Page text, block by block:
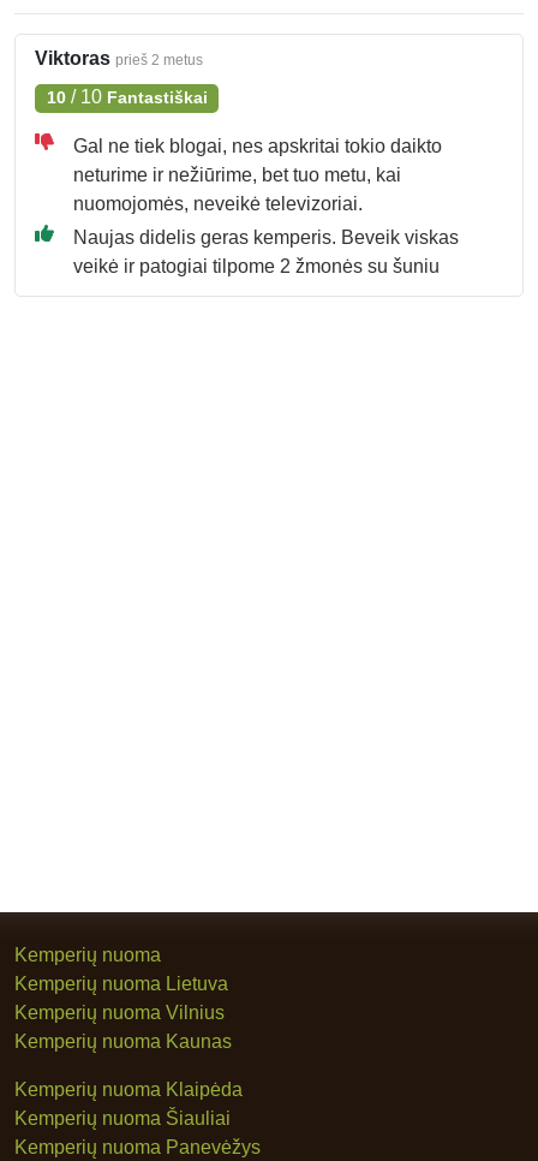
Viktoras prieš 2 metus
10/ 10 Fantastiškai
Gal ne tiek blogai, nes apskritai tokio daikto
neturime ir nežiūrime, bet tuo metu, kai
nuomojomės, neveikė televizoriai.
Naujas didelis geras kemperis. Beveik viskas
veikė ir patogiai tilpome 2 žmonės su šuniu
Kemperių nuoma
Kemperių nuoma Lietuva
Kemperių nuoma Vilnius
Kemperių nuoma Kaunas
Kemperių nuoma Klaipėda
Kemperių nuoma Šiauliai
Kemperių nuoma Panevėžys